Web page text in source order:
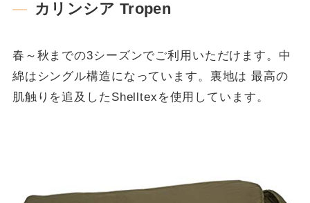
カリンシア Tropen
春～秋までの3シーズンでご利用いただけます。中
綿はシングル構造になっています。裏地は 最高の
肌触りを追及したShelltexを使用しています。